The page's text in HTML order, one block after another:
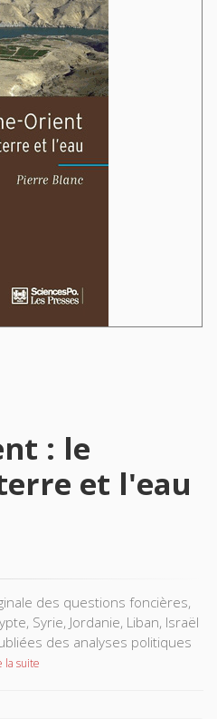
: le
et l'eau
des questions foncières,
Syrie, Jordanie, Liban, Israël
des analyses politiques
la suite